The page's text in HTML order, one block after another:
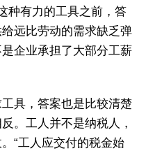
种有力的工具之前，答
远比劳动的需求缺乏弹
企业承担了大部分工薪
具，答案也是比较清楚
。工人并不是纳税人，
“工人应交付的税金始